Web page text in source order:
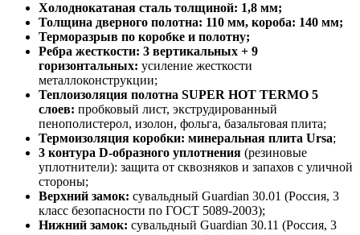
Холоднокатаная сталь толщиной: 1,8 мм;
Толщина дверного полотна: 110 мм, короба: 140 мм;
Терморазрыв по коробке и полотну;
Ребра жесткости: 3 вертикальных + 9
горизонтальных: усиление жесткости
металлоконструкции;
Теплоизоляция полотна SUPER НОТ ТЕRМО 5
слоев: пробковый лист, экструдированный
пенополистерол, изолон, фольга, базальтовая плита;
Термоизоляция коробки: минеральная плита Ursa;
3 контура D-образного уплотнения (резиновые
уплотнители): защита от сквозняков и запахов с уличной
стороны;
Верхний замок: сувальдный Guardian 30.01 (Россия, 3
класс безопасности по ГОСТ 5089-2003);
Нижний замок: сувальдный Guardian 30.11 (Россия, 3